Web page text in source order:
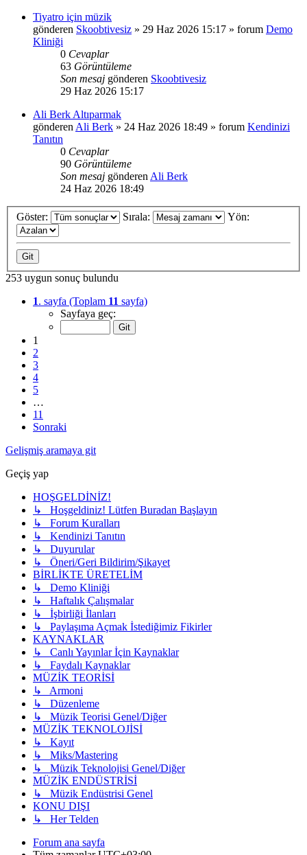
Tiyatro için müzik
gönderen Skoobtivesiz » 29 Haz 2026 15:17 » forum Demo
Kliniği
0 Cevaplar
63 Görüntüleme
Son mesaj gönderen Skoobtivesiz
29 Haz 2026 15:17
Ali Berk Altıparmak
gönderen Ali Berk » 24 Haz 2026 18:49 » forum Kendinizi
Tanıtın
0 Cevaplar
90 Görüntüleme
Son mesaj gönderen Ali Berk
24 Haz 2026 18:49
Göster: Sırala: Yön:
253 uygun sonuç bulundu
1. sayfa (Toplam 11 sayfa)
Sayfaya geç:
1
2
3
4
5
…
11
Sonraki
Gelişmiş aramaya git
Geçiş yap
HOŞGELDİNİZ!
↳ Hoşgeldiniz! Lütfen Buradan Başlayın
↳ Forum Kuralları
↳ Kendinizi Tanıtın
↳ Duyurular
↳ Öneri/Geri Bildirim/Şikayet
BİRLİKTE ÜRETELİM
↳ Demo Kliniği
↳ Haftalık Çalışmalar
↳ İşbirliği İlanları
↳ Paylaşıma Açmak İstediğimiz Fikirler
KAYNAKLAR
↳ Canlı Yayınlar İçin Kaynaklar
↳ Faydalı Kaynaklar
MÜZİK TEORİSİ
↳ Armoni
↳ Düzenleme
↳ Müzik Teorisi Genel/Diğer
MÜZİK TEKNOLOJİSİ
↳ Kayıt
↳ Miks/Mastering
↳ Müzik Teknolojisi Genel/Diğer
MÜZİK ENDÜSTRİSİ
↳ Müzik Endüstrisi Genel
KONU DIŞI
↳ Her Telden
Forum ana sayfa